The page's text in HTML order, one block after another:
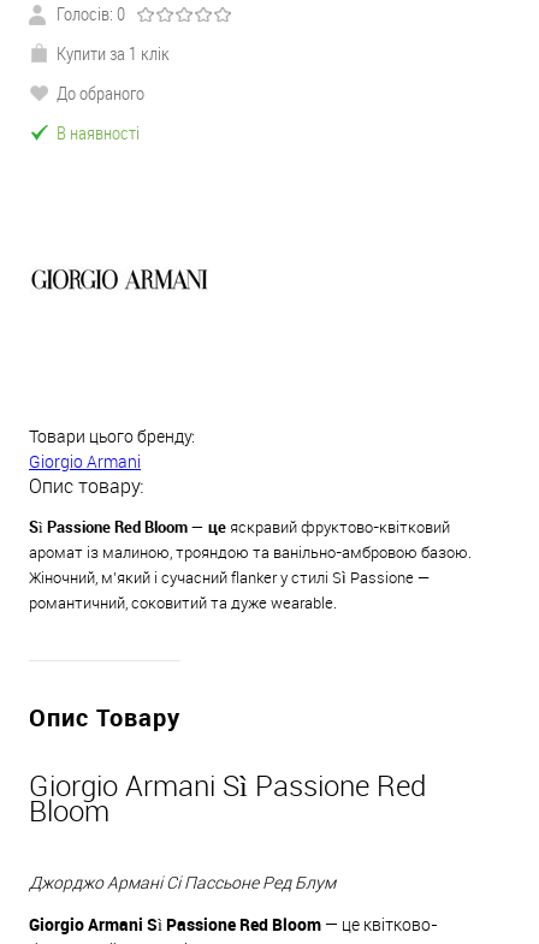
Голосів: 0
Купити за 1 клік
До обраного
В наявності
Товари цього бренду:
Giorgio Armani
Опис товару:
Sì Passione Red Bloom — це яскравий фруктово-квітковий
аромат із малиною, трояндою та ванільно-амбровою базою.
Жіночний, м’який і сучасний flank­er у стилі Sì Passione —
романтичний, соковитий та дуже wearable.
Опис Товару
Giorgio Armani Sì Passione Red
Bloom
Джорджо Армані Сі Пассьоне Ред Блум
Giorgio Armani Sì Passione Red Bloom — це квітково-